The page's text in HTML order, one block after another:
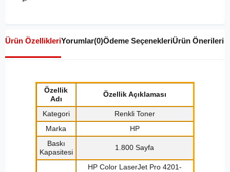
Ürün ÖzellikleriYorumlar(0)Ödeme SeçenekleriÜrün Önerileri
Özellik
Adı
Özellik Açıklaması
Kategori
Renkli Toner
Marka
HP
Baskı
Kapasitesi
1.800 Sayfa
HP Color LaserJet Pro 4201-